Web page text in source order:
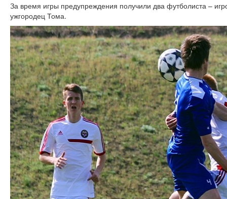
За время игры предупреждения получили два футболиста –
ужгородец Тома.